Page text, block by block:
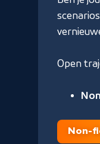
Open
Non-